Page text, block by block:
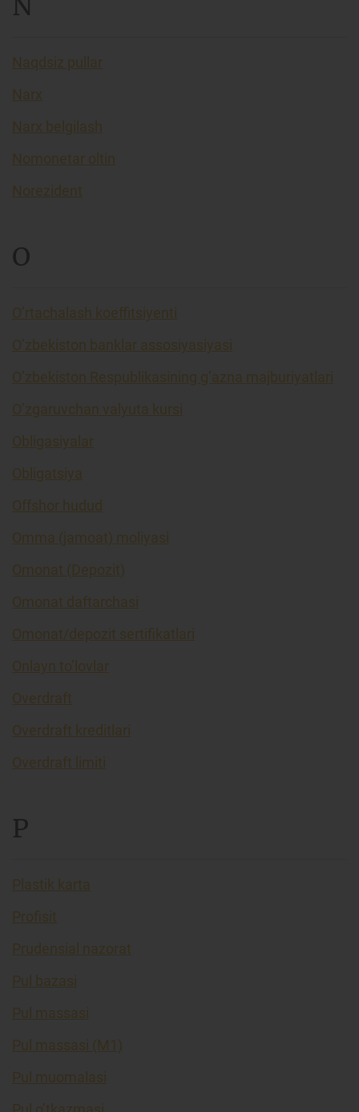
N
Naqdsiz pullar
Narx
Narx belgilash
Nomonetar oltin
Norezident
O
O’rtachalash koeffitsiyenti
O’zbekiston banklar assosiyasiyasi
O’zbekiston Respublikasining g’azna majburiyatlari
O’zgaruvchan valyuta kursi
Obligasiyalar
Obligatsiya
Offshor hudud
Omma (jamoat) moliyasi
Omonat (Depozit)
Omonat daftarchasi
Omonat/depozit sertifikatlari
Onlayn to’lovlar
Overdraft
Overdraft kreditlari
Overdraft limiti
P
Plastik karta
Profisit
Prudensial nazorat
Pul bazasi
Pul massasi
Pul massasi (M1)
Pul muomalasi